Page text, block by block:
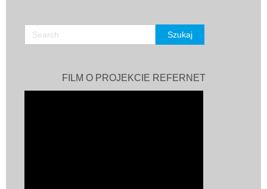
FILM O PROJEKCIE REFERNET